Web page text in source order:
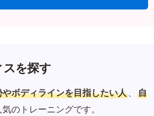
スを探す
ボディラインを目指したい人 、
自
のトレーニングです。